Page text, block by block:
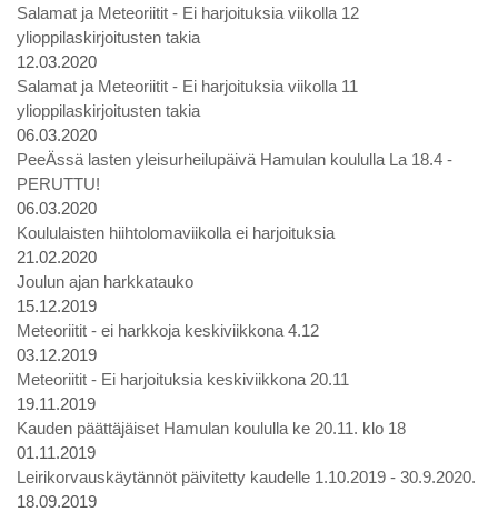
Salamat ja Meteoriitit - Ei harjoituksia viikolla 12
ylioppilaskirjoitusten takia
12.03.2020
Salamat ja Meteoriitit - Ei harjoituksia viikolla 11
ylioppilaskirjoitusten takia
06.03.2020
PeeÄssä lasten yleisurheilupäivä Hamulan koululla La 18.4 -
PERUTTU!
06.03.2020
Koululaisten hiihtolomaviikolla ei harjoituksia
21.02.2020
Joulun ajan harkkatauko
15.12.2019
Meteoriitit - ei harkkoja keskiviikkona 4.12
03.12.2019
Meteoriitit - Ei harjoituksia keskiviikkona 20.11
19.11.2019
Kauden päättäjäiset Hamulan koululla ke 20.11. klo 18
01.11.2019
Leirikorvauskäytännöt päivitetty kaudelle 1.10.2019 - 30.9.2020.
18.09.2019